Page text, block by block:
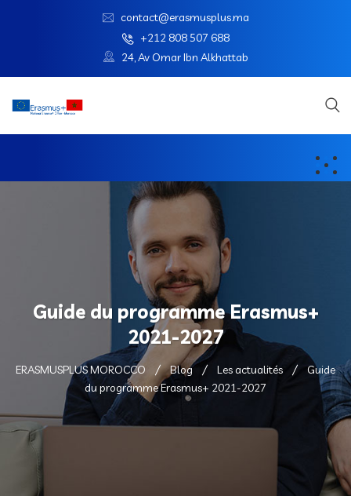
contact@erasmusplus.ma
+212 808 507 688
24, Av Omar Ibn Alkhattab
Guide du programme Erasmus+
2021-2027
ERASMUSPLUS MOROCCO Blog Les actualités
Guide
du programme Erasmus+ 2021-2027